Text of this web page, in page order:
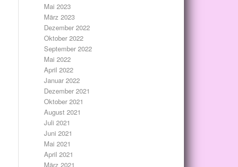
Mai 2023
März 2023
Dezember 2022
Oktober 2022
September 2022
Mai 2022
April 2022
Januar 2022
Dezember 2021
Oktober 2021
August 2021
Juli 2021
Juni 2021
Mai 2021
April 2021
März 2021